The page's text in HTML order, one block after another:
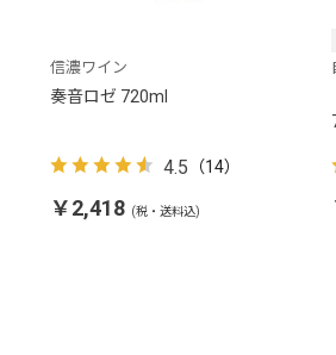
信濃ワイン
奏音ロゼ 720ml
4.5 （14）
￥2,418 (税・送料込)